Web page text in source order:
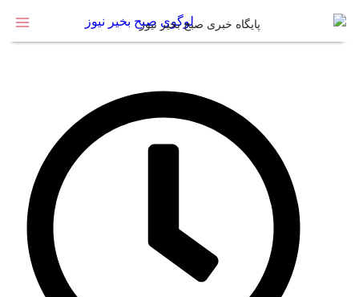
پایگاه خبری صبح بخیر نیوز